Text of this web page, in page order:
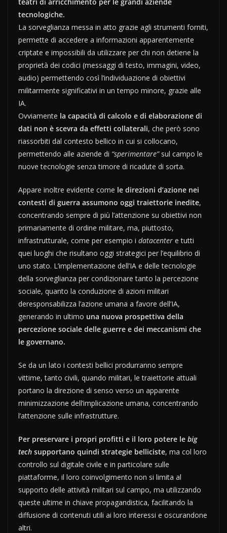
tecnologiche.
La sorveglianza messa in atto grazie agli strumenti forniti,
permette di accedere a informazioni apparentemente
criptate e impossibili da utilizzare per chi non detiene la
proprietà dei codici (messaggi di testo, immagini, video,
audio) permettendo così l’individuazione di obiettivi
militarmente significativi in un tempo minore, grazie alle
IA.
Ovviamente la capacità di calcolo e di elaborazione di
dati non è scevra da effetti collaterali, che però sono
riassorbiti dal contesto bellico in cui si collocano,
permettendo alle aziende di “sperimentare” sul campo le
nuove tecnologie senza timore di ricadute di sorta.
Appare inoltre evidente come le direzioni d’azione nei
contesti di guerra assumono oggi traiettorie inedite,
concentrando sempre di più l’attenzione su obiettivi non
primariamente di ordine militare, ma, piuttosto,
infrastrutturale, come per esempio i datacenter e tutti
quei luoghi che risultano oggi strategici per l’equilibrio di
uno stato. L’implementazione dell’IA e delle tecnologie
della sorveglianza per condizionare tanto la percezione
sociale, quanto la conduzione di azioni militari
deresponsabilizza l’azione umana a favore dell’IA,
generando in ultimo una nuova prospettiva della
percezione sociale delle guerre e dei meccanismi che
le governano.
Se da un lato i contesti bellici produrranno sempre
vittime, tanto civili, quando militari, le traiettorie attuali
portano la direzione di senso verso un apparente
minimizzazione dell’implicazione umana, concentrando
l’attenzione sulle infrastrutture.
Per preservare i propri profitti e il loro potere le big
tech supportano quindi strategie belliciste, ma col loro
controllo sul digitale civile e in particolare sulle
piattaforme, il loro coinvolgimento non si limita al
supporto delle attività militari sul campo, ma utilizzando
queste ultime in chiave propagandistica, facilitando la
diffusione di contenuti utili ai loro interessi e oscurandone
altri.